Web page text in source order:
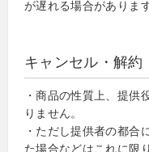
が遅れる場合がありま
キャンセル・解約
・商品の性質上、提供
りません。
・ただし提供者の都合
た場合などはこれに限